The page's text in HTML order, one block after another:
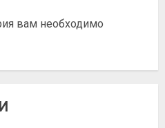
вам необходимо